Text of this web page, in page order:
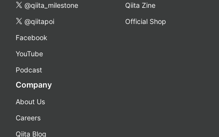
@qiita_milestone
@qiitapoi
Facebook
YouTube
Podcast
Qiita Zine
Official Shop
Company
About Us
Careers
Qiita Blog